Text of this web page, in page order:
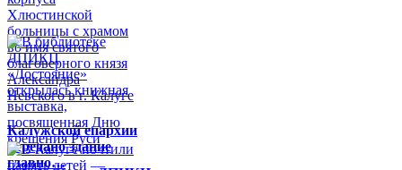
Калужской епархии
передано здание
главно…